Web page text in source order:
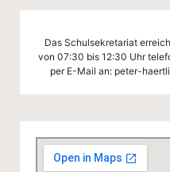
S
c
h
ul
e
W
Das Schulsekretariat
von 07:30 bis 12:30 Uhr
per E-Mail an: peter-